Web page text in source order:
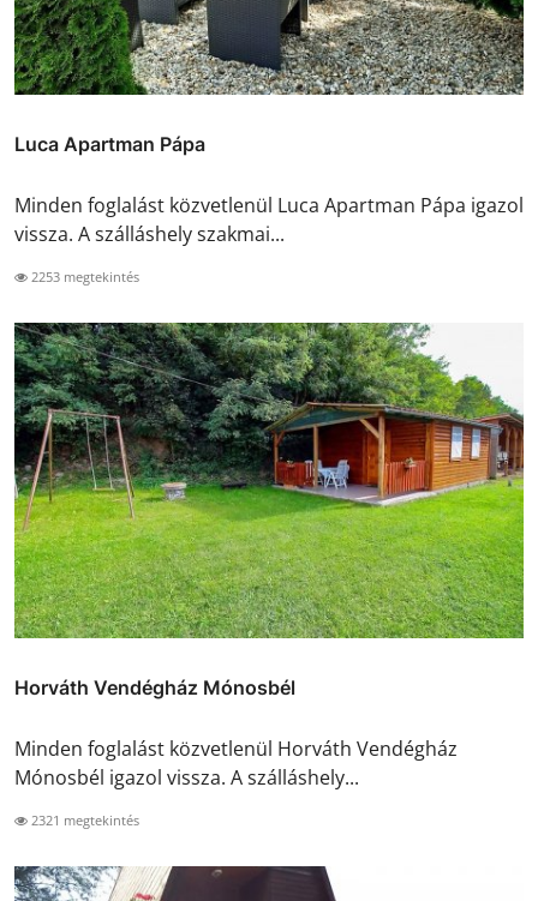
Luca Apartman Pápa
Minden foglalást közvetlenül Luca Apartman Pápa igazol
vissza. A szálláshely szakmai...
2253 megtekintés
Horváth Vendégház Mónosbél
Minden foglalást közvetlenül Horváth Vendégház
Mónosbél igazol vissza. A szálláshely...
2321 megtekintés